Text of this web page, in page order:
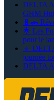
DELTA
GHM
🔋🚗
🌟 Les
pour le
🔹
journée
DELTA